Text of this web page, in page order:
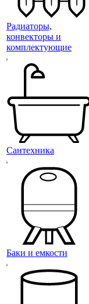
Радиаторы,
конвекторы и
комплектующие
Сантехника
Баки и емкости